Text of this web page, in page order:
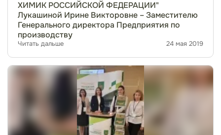
ХИМИК РОССИЙСКОЙ ФЕДЕРАЦИИ"
Лукашиной Ирине Викторовне – Заместителю
Генерального директора Предприятия по
производству
Читать дальше 24 мая 2019